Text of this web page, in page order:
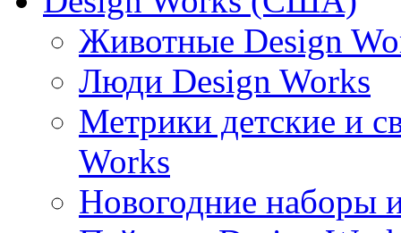
Животные Design
Люди Design Works
Метрики детские и
Works
Новогодние наборы